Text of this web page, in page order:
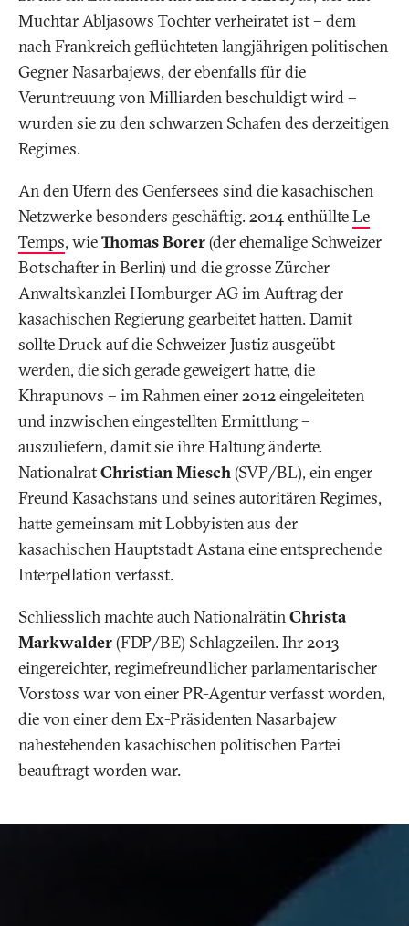
Muchtar Abljasows Tochter verheiratet ist – dem
nach Frankreich geflüchteten langjährigen politischen
Gegner Nasarbajews, der ebenfalls für die
Veruntreuung von Milliarden beschuldigt wird –
wurden sie zu den schwarzen Schafen des derzeitigen
Regimes.
An den Ufern des Genfersees sind die kasachischen
Netzwerke besonders geschäftig. 2014 enthüllteLe
Temps, wieThomas Borer(der ehemalige Schweizer
Botschafter in Berlin) und die grosse Zürcher
Anwaltskanzlei Homburger AG im Auftrag der
kasachischen Regierung gearbeitet hatten. Damit
sollte Druck auf die Schweizer Justiz ausgeübt
werden, die sich gerade geweigert hatte, die
Khrapunovs – im Rahmen einer 2012 eingeleiteten
und inzwischen eingestellten Ermittlung –
auszuliefern, damit sie ihre Haltung änderte.
NationalratChristian Miesch(SVP/BL), ein enger
Freund Kasachstans und seines autoritären Regimes,
hatte gemeinsam mit Lobbyisten aus der
kasachischen Hauptstadt Astana eine entsprechende
Interpellation verfasst.
Schliesslich machte auch NationalrätinChrista
Markwalder(FDP/BE) Schlagzeilen. Ihr 2013
eingereichter, regimefreundlicher parlamentarischer
Vorstoss war von einer PR-Agentur verfasst worden,
die von einer dem Ex-Präsidenten Nasarbajew
nahestehenden kasachischen politischen Partei
beauftragt worden war.